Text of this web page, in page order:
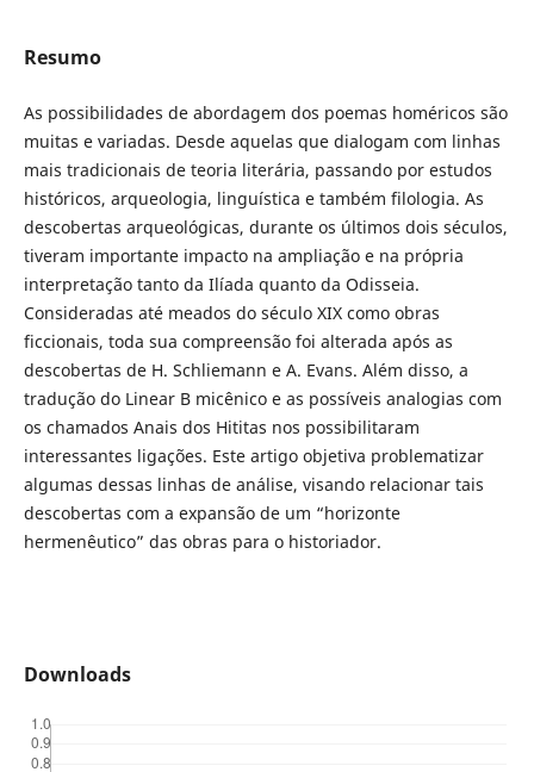
Resumo
As possibilidades de abordagem dos poemas homéricos são
muitas e variadas. Desde aquelas que dialogam com linhas
mais tradicionais de teoria literária, passando por estudos
históricos, arqueologia, linguística e também filologia. As
descobertas arqueológicas, durante os últimos dois séculos,
tiveram importante impacto na ampliação e na própria
interpretação tanto da Ilíada quanto da Odisseia.
Consideradas até meados do século XIX como obras
ficcionais, toda sua compreensão foi alterada após as
descobertas de H. Schliemann e A. Evans. Além disso, a
tradução do Linear B micênico e as possíveis analogias com
os chamados Anais dos Hititas nos possibilitaram
interessantes ligações. Este artigo objetiva problematizar
algumas dessas linhas de análise, visando relacionar tais
descobertas com a expansão de um “horizonte
hermenêutico” das obras para o historiador.
Downloads